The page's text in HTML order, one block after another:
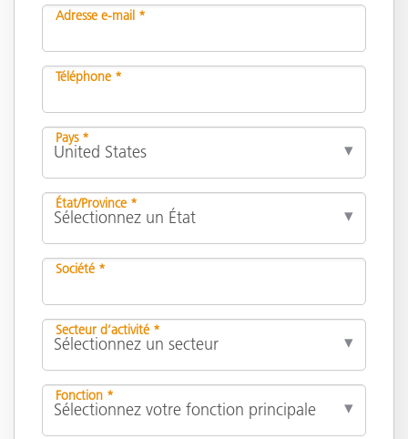
Adresse e-mail *
Téléphone *
Pays *
État/Province *
Société *
Secteur d’activité *
Fonction *